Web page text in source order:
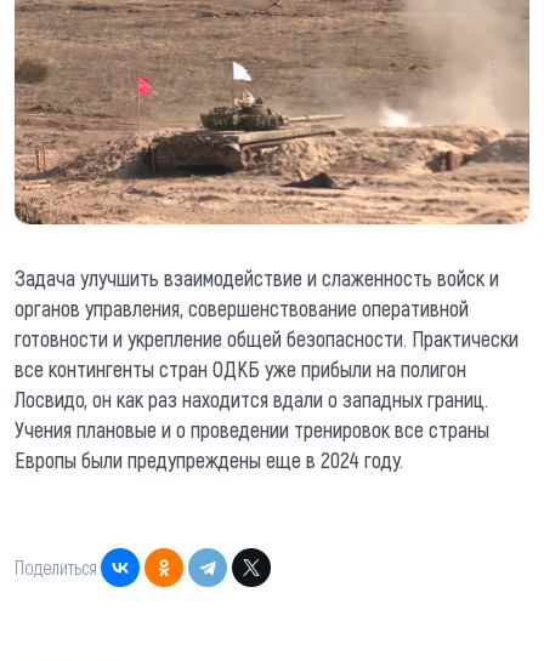
Задача улучшить взаимодействие и слаженность войск и
органов управления, совершенствование оперативной
готовности и укрепление общей безопасности. Практически
все контингенты стран ОДКБ уже прибыли на полигон
Лосвидо, он как раз находится вдали о западных границ.
Учения плановые и о проведении тренировок все страны
Европы были предупреждены еще в 2024 году.
Поделиться: